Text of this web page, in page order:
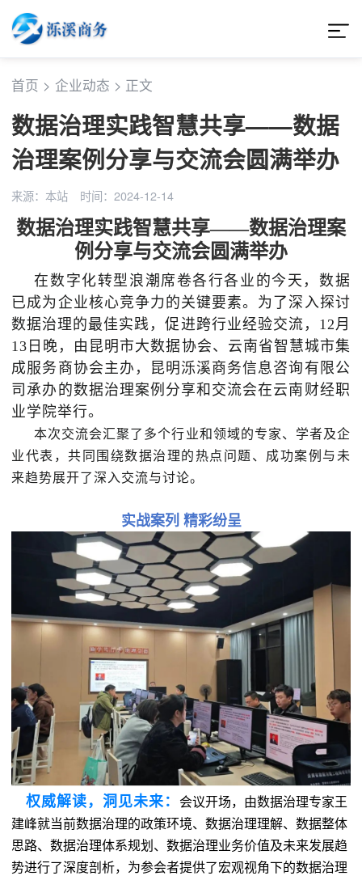
首页 > 企业动态 > 正文
数据治理实践智慧共享——数据
治理案例分享与交流会圆满举办
来源：本站 时间：2024-12-14
数据治理实践智慧共享——数据治理案
例分享与交流会圆满举办
在数字化转型浪潮席卷各行各业的今天，数据
已成为企业核心竞争力的关键要素。为了深入探讨
数据治理的最佳实践，促进跨行业经验交流， 12月
13日晚，由昆明市大数据协会、云南省智慧城市集
成服务商协会主办，昆明泺溪商务信息咨询有限公
司承办的数据治理案例分享和交流会在云南财经职
业学院举行。
本次交流会汇聚了多个行业和领域的专家、学者及企
业代表，共同围绕数据治理的热点问题、成功案例与未
来趋势展开了深入交流与讨论。
实战案列 精彩纷呈
权威解读，洞见未来 ‌：
会议开场，由数据治理专家王
建峰就当前数据治理的政策环境、数据治理理解、数据整体
思路、数据治理体系规划、数据治理业务价值及未来发展趋
势进行了深度剖析，为参会者提供了宏观视角下的数据治理